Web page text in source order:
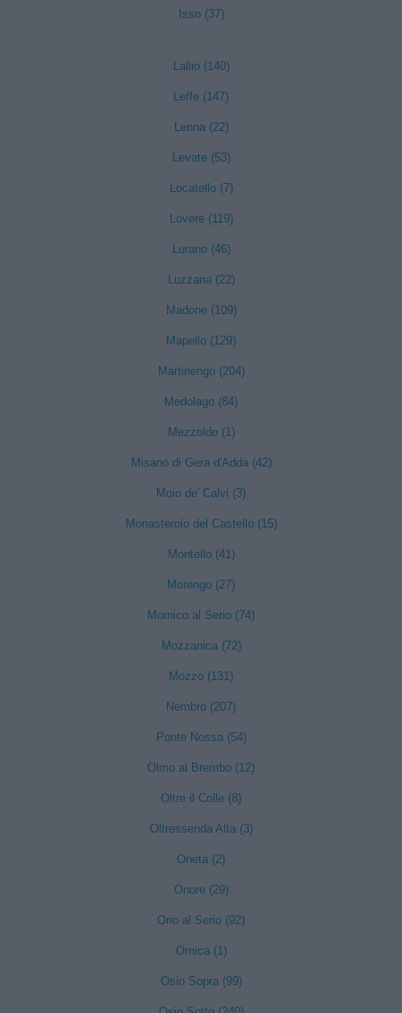
Isso (37)
Lallio (140)
Leffe (147)
Lenna (22)
Levate (53)
Locatello (7)
Lovere (119)
Lurano (46)
Luzzana (22)
Madone (109)
Mapello (129)
Martinengo (204)
Medolago (84)
Mezzoldo (1)
Misano di Gera d'Adda (42)
Moio de' Calvi (3)
Monasterolo del Castello (15)
Montello (41)
Morengo (27)
Mornico al Serio (74)
Mozzanica (72)
Mozzo (131)
Nembro (207)
Ponte Nossa (54)
Olmo al Brembo (12)
Oltre il Colle (8)
Oltressenda Alta (3)
Oneta (2)
Onore (29)
Orio al Serio (92)
Ornica (1)
Osio Sopra (99)